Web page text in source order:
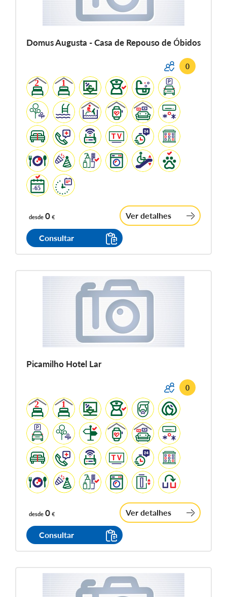
Domus Augusta - Casa de Repouso de Óbidos
0
desde 0 € Ver detalhes
Consultar
Picamilho Hotel Lar
0
desde 0 € Ver detalhes
Consultar